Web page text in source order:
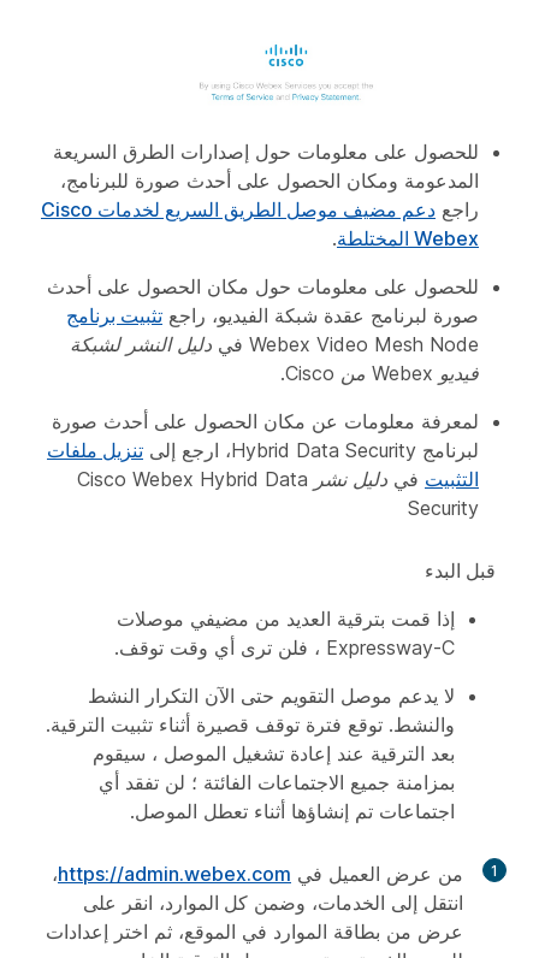
للحصول على معلومات حول إصدارات الطرق السريعة
المدعومة ومكان الحصول على أحدث صورة للبرنامج،
راجع
دعم مضيف موصل الطريق السريع لخدمات Cisco
Webex المختلطة
.
للحصول على معلومات حول مكان الحصول على أحدث
صورة لبرنامج عقدة شبكة الفيديو، راجع تثبيت برنامج
Webex Video Mesh Node في
دليل النشر لشبكة
فيديو Webex من Cisco
.
لمعرفة معلومات عن مكان الحصول على أحدث صورة
لبرنامج Hybrid Data Security، ارجع إلى
تنزيل ملفات
التثبيت في
دليل نشر Cisco Webex Hybrid Data
Security
قبل البدء
إذا قمت بترقية العديد من مضيفي موصلات
Expressway-C ، فلن ترى أي وقت توقف.
لا يدعم موصل التقويم حتى الآن التكرار النشط
والنشط. توقع فترة توقف قصيرة أثناء تثبيت الترقية.
بعد الترقية عند إعادة تشغيل الموصل ، سيقوم
بمزامنة جميع الاجتماعات الفائتة ؛ لن تفقد أي
اجتماعات تم إنشاؤها أثناء تعطل الموصل.
1 من عرض العميل في https://admin.webex.com،
انتقل إلى الخدمات، وضمن كل الموارد، انقر على
عرض من بطاقة الموارد في الموقع، ثم اختر إعدادات